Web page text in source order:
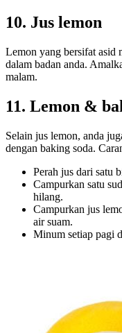
10. Jus lemon
Lemon yang bersifat asid
dalam badan anda.
malam.
11. Lemon &
Selain jus lemon, anda
dengan baking soda.
Perah jus dari satu
Campurkan satu
hilang.
Campurkan jus
air suam.
Minum setiap pagi